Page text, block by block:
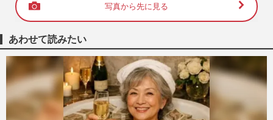
写真から先に見る
あわせて読みたい